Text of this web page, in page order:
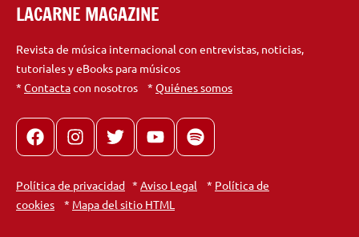
LACARNE MAGAZINE
Revista de música internacional con entrevistas, noticias,
tutoriales y eBooks para músicos
* Contactacon nosotros * Quiénes somos
FacebookInstagram
X youtubespotify
Política de privacidad * Aviso Legal * Política de
cookies * Mapa del sitio HTML